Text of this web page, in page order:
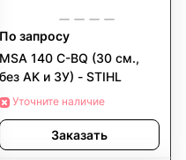
По запросу
MSA 140 C-BQ (30 см.,
без AK и ЗУ) - STIHL
Уточните наличие
Заказать